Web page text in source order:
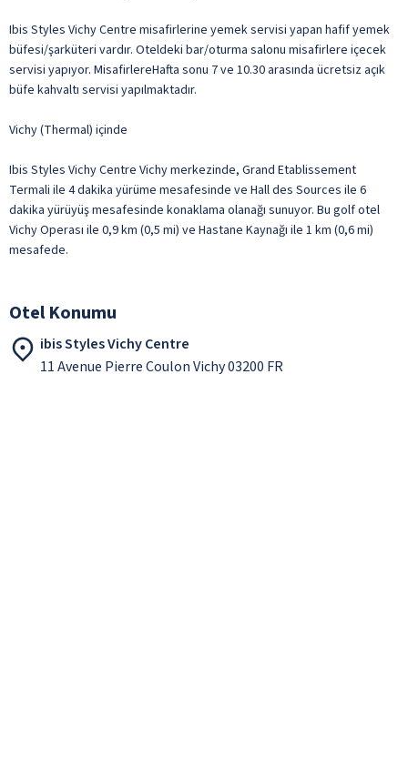
Ibis Styles Vichy Centre misafirlerine yemek servisi yapan hafif yemek
büfesi/şarküteri vardır. Oteldeki bar/oturma salonu misafirlere içecek
servisi yapıyor. MisafirlereHafta sonu 7 ve 10.30 arasında ücretsiz açık
büfe kahvaltı servisi yapılmaktadır.
Vichy (Thermal) içinde
Ibis Styles Vichy Centre Vichy merkezinde, Grand Etablissement
Termali ile 4 dakika yürüme mesafesinde ve Hall des Sources ile 6
dakika yürüyüş mesafesinde konaklama olanağı sunuyor. Bu golf otel
Vichy Operası ile 0,9 km (0,5 mi) ve Hastane Kaynağı ile 1 km (0,6 mi)
mesafede.
Otel Konumu
ibis Styles Vichy Centre
11 Avenue Pierre Coulon Vichy 03200 FR